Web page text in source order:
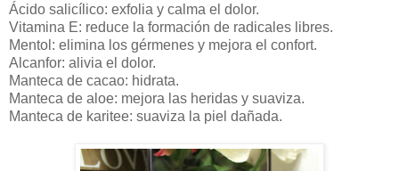
Ácido salicílico: exfolia y calma el dolor.
Vitamina E: reduce la formación de radicales libres.
Mentol: elimina los gérmenes y mejora el confort.
Alcanfor: alivia el dolor.
Manteca de cacao: hidrata.
Manteca de aloe: mejora las heridas y suaviza.
Manteca de karitee: suaviza la piel dañada.